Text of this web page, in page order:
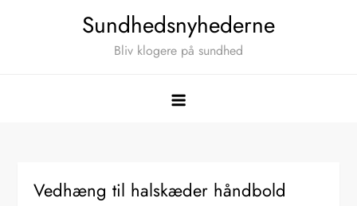
Sundhedsnyhederne
Bliv klogere på sundhed
Vedhæng til halskæder håndbold